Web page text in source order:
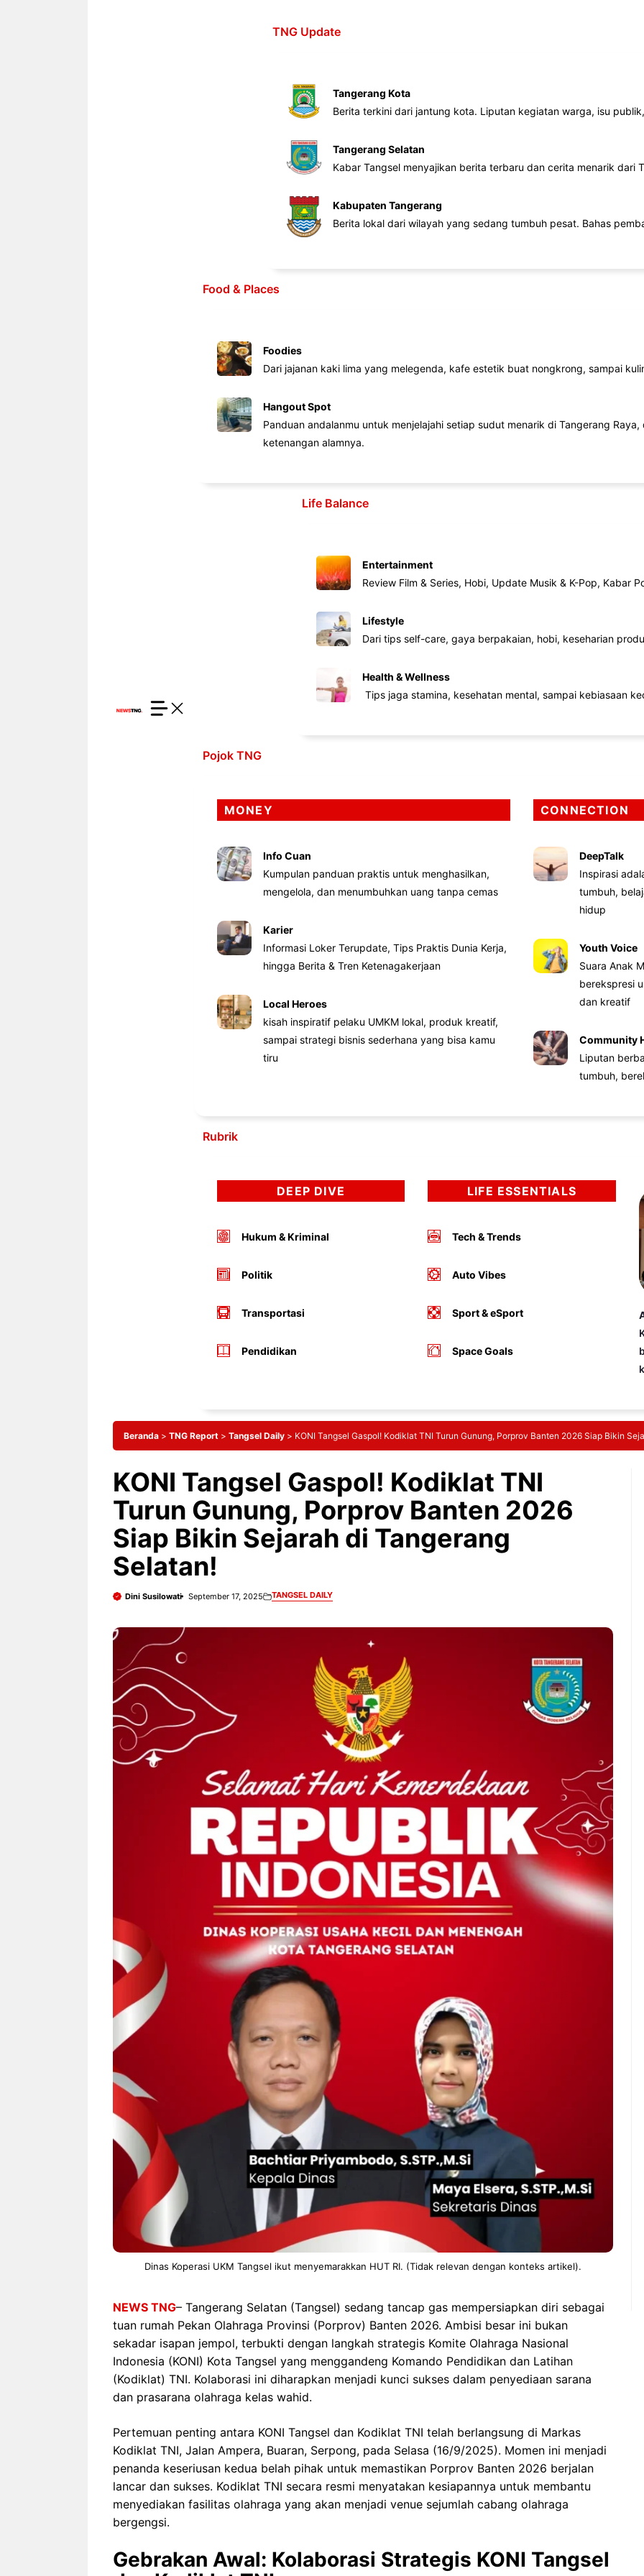
TNG Update
Tangerang Kota
Berita terkini dari jantung kota. Liputan kegiatan warga, isu
Tangerang Selatan
Kabar Tangsel menyajikan berita terbaru dan cerita menarik dari
Kabupaten Tangerang
Berita lokal dari wilayah yang sedang tumbuh pesat. Bahas
Food & Places
Foodies
Dari jajanan kaki lima yang melegenda, kafe estetik buat nongkrong, sampai
Hangout Spot
Panduan andalanmu untuk menjelajahi setiap sudut menarik di Tangerang
ketenangan alamnya.
Life Balance
Entertainment
Review Film & Series, Hobi, Update Musik & K-Pop, Kabar
Lifestyle
Dari tips self-care, gaya berpakaian, hobi, keseharian
Health & Wellness
Tips jaga stamina, kesehatan mental, sampai kebiasaan
Pojok TNG
MONEY
Info Cuan
Kumpulan panduan praktis untuk menghasilkan,
mengelola, dan menumbuhkan uang tanpa cemas
Karier
Informasi Loker Terupdate, Tips Praktis Dunia Kerja,
hingga Berita & Tren Ketenagakerjaan
Local Heroes
kisah inspiratif pelaku UMKM lokal, produk kreatif,
sampai strategi bisnis sederhana yang bisa kamu
tiru
CONNECTION
DeepTalk
Inspirasi
tumbuh,
hidup
Youth Voice
Suara Anak
berekspresi
dan kreatif
Community
Liputan
tumbuh,
Rubrik
DEEP DIVE
Hukum & Kriminal
Politik
Transportasi
Pendidikan
LIFE ESSENTIALS
Tech & Trends
Auto Vibes
Sport & eSport
Space Goals
Beranda > TNG Report > Tangsel Daily > KONI Tangsel Gaspol! Kodiklat TNI Turun Gunung, Porprov Banten 2026 Siap Bikin
KONI Tangsel Gaspol! Kodiklat TNI
Turun Gunung, Porprov Banten 2026
Siap Bikin Sejarah di Tangerang
Selatan!
Dini Susilowati September 17, 2025 TANGSEL DAILY
Dinas Koperasi UKM Tangsel ikut menyemarakkan HUT RI. (Tidak relevan dengan konteks artikel).
NEWS TNG– Tangerang Selatan (Tangsel) sedang tancap gas mempersiapkan diri sebagai
tuan rumah Pekan Olahraga Provinsi (Porprov) Banten 2026. Ambisi besar ini bukan
sekadar isapan jempol, terbukti dengan langkah strategis Komite Olahraga Nasional
Indonesia (KONI) Kota Tangsel yang menggandeng Komando Pendidikan dan Latihan
(Kodiklat) TNI. Kolaborasi ini diharapkan menjadi kunci sukses dalam penyediaan sarana
dan prasarana olahraga kelas wahid.
Pertemuan penting antara KONI Tangsel dan Kodiklat TNI telah berlangsung di Markas
Kodiklat TNI, Jalan Ampera, Buaran, Serpong, pada Selasa (16/9/2025). Momen ini menjadi
penanda keseriusan kedua belah pihak untuk memastikan Porprov Banten 2026 berjalan
lancar dan sukses. Kodiklat TNI secara resmi menyatakan kesiapannya untuk membantu
menyediakan fasilitas olahraga yang akan menjadi venue sejumlah cabang olahraga
bergengsi.
Gebrakan Awal: Kolaborasi Strategis KONI Tangsel
NEWS TNG– Bandung –
Menyambut pergantian tahun
2026, restoran all you can eat
Kakkoii All You Can Eat Bandung
menghadirkan ...
Sambut 2026, Kakkoii
Bandung Hadirkan Pesta All
NEWS TNG– Pernah gak sih
kamu mulai ngerjain sesuatu cuma
buat iseng-iseng, eh ternyata malah
jadi peluang bisnis yang
menguntungkan? ...
Dari Iseng Jadi Cuan: Kisah
TUM_ATUL yang Ubah
Hampers Jadi Bisnis Kece
kenal dengan kelezatan masakan
Jepang? Kuliner dari negeri
sakura ini memang sudah
mendunia dan punya ...
Restora
n
Jepang
yang
Bukan
Cuma
Sushi!